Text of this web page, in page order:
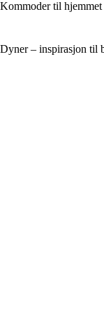
Kommoder til
Dyner – inspirasjon til